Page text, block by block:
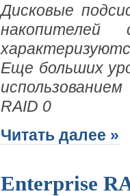
Дисковые
накопителей
Еще больших
RAID 0
Читать далее »
Enterprise